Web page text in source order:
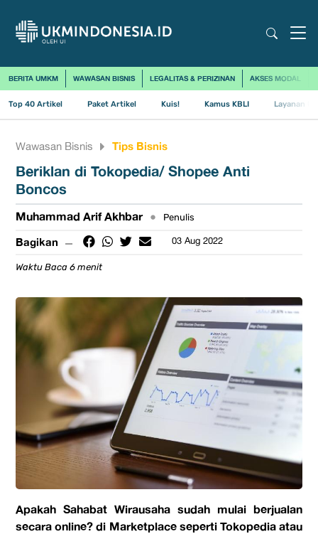
BERITA UMKM WAWASAN BISNIS LEGALITAS & PERIZINAN AKSES MODAL
Top 40 Artikel Paket Artikel Kuis! Kamus KBLI Layanan
Wawasan Bisnis Tips Bisnis
​Beriklan di Tokopedia/ Shopee Anti
Boncos
Muhammad Arif Akhbar • Penulis
Bagikan 03 Aug 2022
Waktu Baca 6 menit
Apakah Sahabat Wirausaha sudah mulai berjualan
secara online? di Marketplace seperti Tokopedia atau